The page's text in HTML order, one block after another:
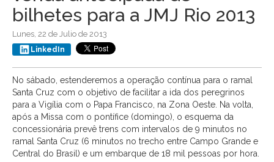
bilhetes para a JMJ Rio 2013
Lunes, 22 de Julio de 2013
LinkedIn
No sábado, estenderemos a operação contínua para o ramal
Santa Cruz com o objetivo de facilitar a ida dos peregrinos
para a Vigília com o Papa Francisco, na Zona Oeste. Na volta,
após a Missa com o pontífice (domingo), o esquema da
concessionária prevê trens com intervalos de 9 minutos no
ramal Santa Cruz (6 minutos no trecho entre Campo Grande e
Central do Brasil) e um embarque de 18 mil pessoas por hora.